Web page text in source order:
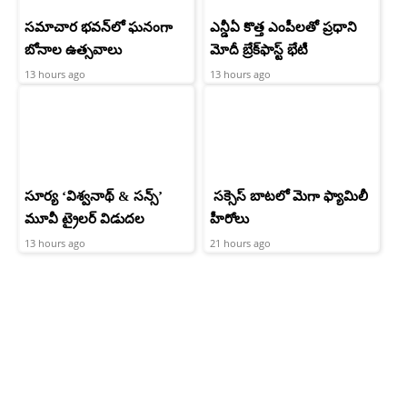
సమాచార భవన్‌లో ఘనంగా
బోనాల ఉత్సవాలు
13 hours ago
ఎన్డీఏ కొత్త ఎంపీలతో ప్రధాని
మోదీ బ్రేక్‌ఫాస్ట్ భేటీ
13 hours ago
సూర్య ‘విశ్వనాథ్ & సన్స్’
మూవీ ట్రైలర్ విడుదల
13 hours ago
సక్సెస్ బాటలో మెగా ఫ్యామిలీ
హీరోలు
21 hours ago